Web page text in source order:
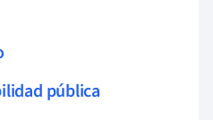
pública